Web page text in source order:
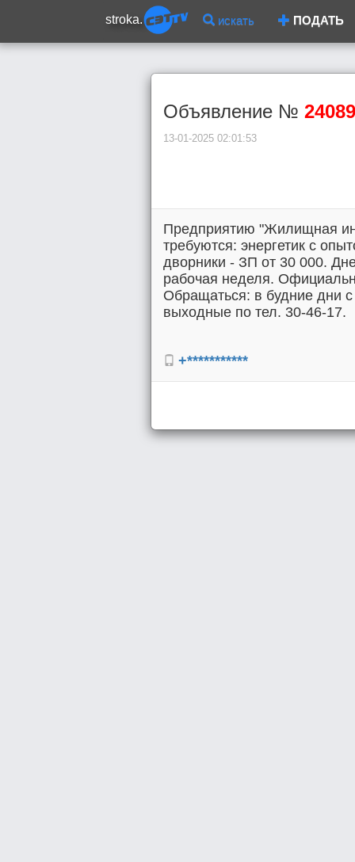
stroka. искать ПОДАТЬ
Объявление № 24089
13-01-2025 02:01:53
Предприятию "Жилищная
требуются: энергетик с
дворники - ЗП от 30 000.
рабочая неделя.
Обращаться: в будние дни
выходные по тел. 30-46-17.
+***********